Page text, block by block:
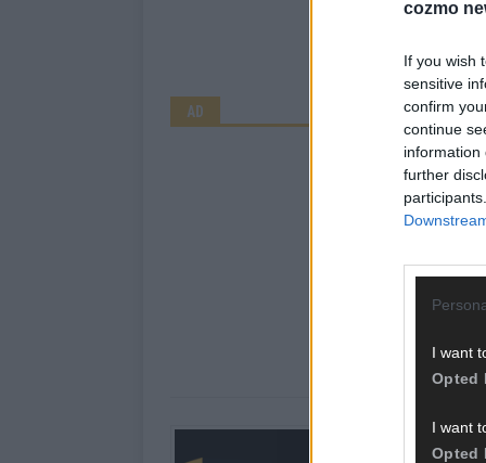
cozmo
If you wish
sensitive
confirm
continue
information
further
I want
Opted
I want
Opted
AD
Über Redaktion |